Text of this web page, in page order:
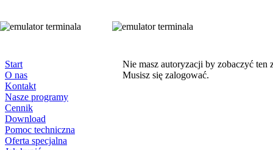
Start
O nas
Kontakt
Nasze programy
Cennik
Download
Pomoc techniczna
Oferta specjalna
Nie masz autoryzacji by zobaczyć ten
Musisz się zalogować.